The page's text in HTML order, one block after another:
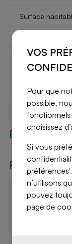
Surface
Emplacements
parking
Année de
Disponible le
Extérieur
Label PEB
VOS
Pour que
possible,
fonctionnels
choisissez
Si vous
n’utilisons
pouvez
page de